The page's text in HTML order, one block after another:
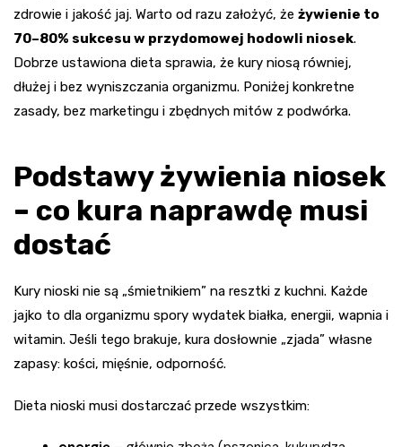
zdrowie i jakość jaj. Warto od razu założyć, że żywienie to
70–80% sukcesu w przydomowej hodowli niosek.
Dobrze ustawiona dieta sprawia, że kury niosą równiej,
dłużej i bez wyniszczania organizmu. Poniżej konkretne
zasady, bez marketingu i zbędnych mitów z podwórka.
Podstawy żywienia niosek
– co kura naprawdę musi
dostać
Kury nioski nie są „śmietnikiem” na resztki z kuchni. Każde
jajko to dla organizmu spory wydatek białka, energii, wapnia i
witamin. Jeśli tego brakuje, kura dosłownie „zjada” własne
zapasy: kości, mięśnie, odporność.
Dieta nioski musi dostarczać przede wszystkim: